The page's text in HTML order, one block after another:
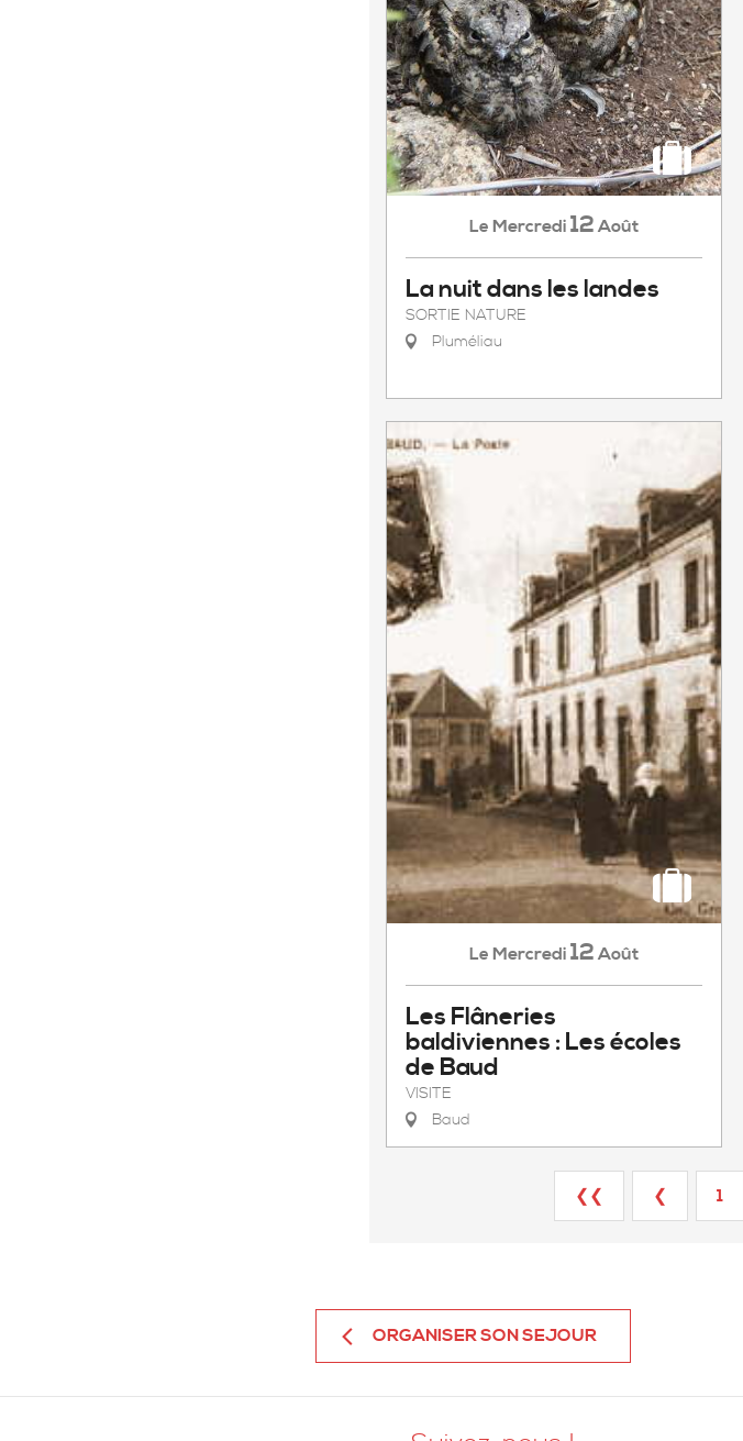
Le Mercredi 12 Août
La nuit dans les landes
SORTIE NATURE
Pluméliau
Le Mercredi 12 Août
Les Flâneries
baldiviennes : Les écoles
de Baud
VISITE
Baud
❮❮ ❮ 1
ORGANISER SON SEJOUR